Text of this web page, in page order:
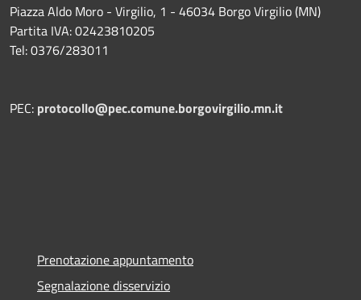
Piazza Aldo Moro - Virgilio, 1 - 46034 Borgo Virgilio (MN)
Partita IVA: 02423810205
Tel: 0376/283011
PEC: protocollo@pec.comune.borgovirgilio.mn.it
Prenotazione appuntamento
Segnalazione disservizio